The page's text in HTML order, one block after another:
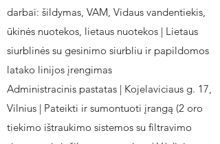
darbai: šildymas, VAM, Vidaus vandentiekis,
ūkinės nuotekos, lietaus nuotekos | Lietaus
siurblinės su gesinimo siurbliu ir papildomos
latako linijos įrengimas
Administracinis pastatas | Kojelaviciaus g. 17,
Vilnius | Pateikti ir sumontuoti įrangą (2 oro
tiekimo ištraukimo sistemos su filtravimo